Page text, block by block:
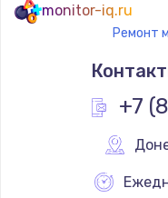
monitor-iq.ru
Ремонт
+7